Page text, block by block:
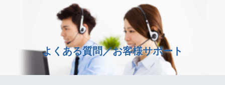
よくある質問／お客様サポート